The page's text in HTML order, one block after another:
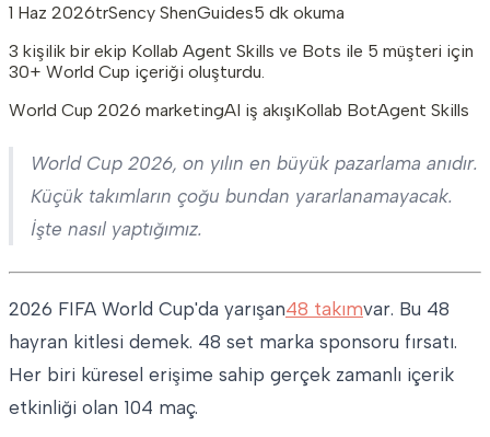
1 Haz 2026trSency ShenGuides5 dk okuma
3 kişilik bir ekip Kollab Agent Skills ve Bots ile 5 müşteri için
30+ World Cup içeriği oluşturdu.
World Cup 2026 marketingAI iş akışıKollab BotAgent Skills
World Cup 2026, on yılın en büyük pazarlama anıdır.
Küçük takımların çoğu bundan yararlanamayacak.
İşte nasıl yaptığımız.
2026 FIFA World Cup'da yarışan48 takımvar. Bu 48
hayran kitlesi demek. 48 set marka sponsoru fırsatı.
Her biri küresel erişime sahip gerçek zamanlı içerik
etkinliği olan 104 maç.